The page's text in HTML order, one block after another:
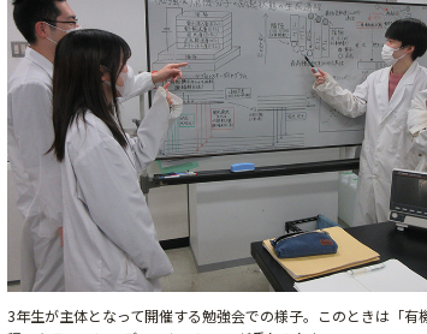
3年生が主体となって開催する勉強会での様子。このときは「有